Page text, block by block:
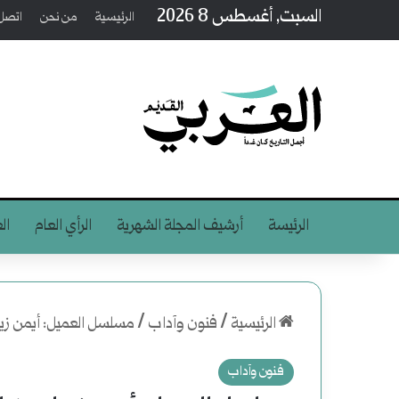
السبت, أغسطس 8 2026 الرئيسية من نحن
الرئيسة أرشيف المجلة الشهرية الرأي العام
الرئيسية /فنون وآداب /مسلسل العميل: أيمن
فنون وآداب